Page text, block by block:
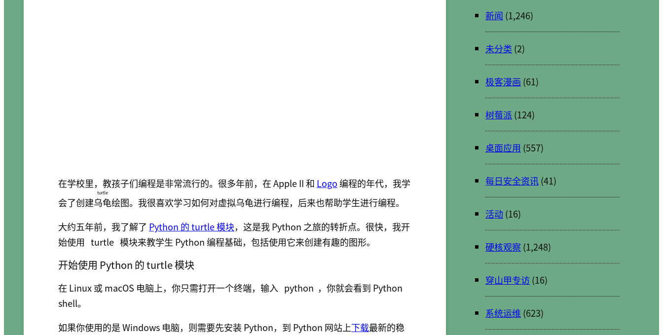
在学校里，教孩子们编程是非常流行的。很多年前，在 Apple II 和 Logo编程的年代，我学
会了创建乌龟
turtle
绘图。我很喜欢学习如何对虚拟乌龟进行编程，后来也帮助学生进行编程。
大约五年前，我了解了 Python 的 turtle 模块，这是我 Python 之旅的转折点。很快，我开
始使用 turtle 模块来教学生 Python 编程基础，包括使用它来创建有趣的图形。
开始使用 Python 的 turtle 模块
在 Linux 或 macOS 电脑上，你只需打开一个终端，输入 python ，你就会看到 Python
shell。
如果你使用的是 Windows 电脑，则需要先安装 Python，到 Python 网站上下载最新的稳
新闻 (1,246)
未分类 (2)
极客漫画 (61)
树莓派 (124)
桌面应用 (557)
每日安全资讯(41)
活动 (16)
硬核观察 (1,248)
穿山甲专访(16)
系统运维(623)